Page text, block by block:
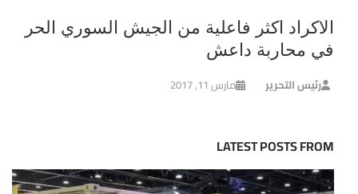
الاكراد اكثر فاعلية من الجيش السوري الحر
في محاربة داعش
رئيس التحرير مارس 11, 2017
LATEST POSTS FROM